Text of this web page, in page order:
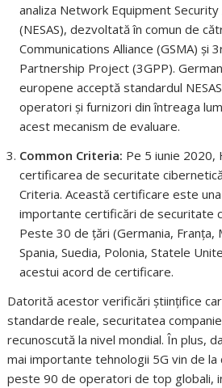
analiza Network Equipment Security
(NESAS), dezvoltată în comun de
Communications Alliance (GSMA) și
Partnership Project (3GPP).
europene acceptă standardul
operatori și furnizori din întreaga
acest mecanism de evaluare.
Common Criteria: Pe 5 iunie 2020,
certificarea de securitate
Criteria. Această certificare este
importante certificări de securitate
Peste 30 de țări (Germania, Franța,
Spania, Suedia, Polonia, Statele
acestui acord de certificare.
Datorită acestor verificări științifice
standarde reale, securitatea
recunoscută la nivel mondial. În plus,
mai importante tehnologii 5G vin de la
peste 90 de operatori de top globali,